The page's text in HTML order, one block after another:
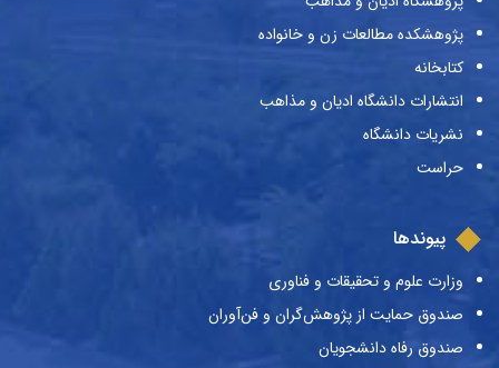
پژوهشکده مطالعات زن و خانواده
کتابخانه
انتشارات دانشگاه ادیان و مذاهب
نشریات دانشگاه
حراست
پیوندها
وزارت علوم و تحقیقات و فناوری
صندوق حمایت از پژوهش‌گران و فن‌آوران
صندوق رفاه دانشجویان